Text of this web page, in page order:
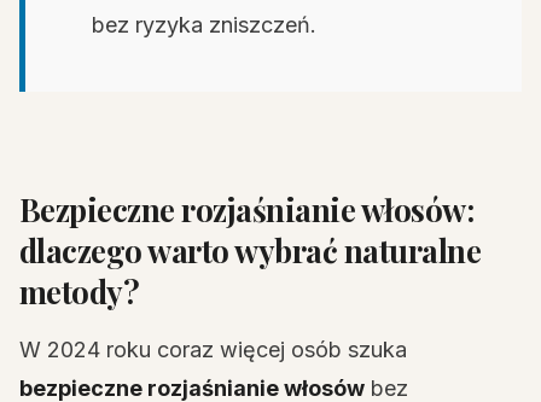
bez ryzyka zniszczeń.
Bezpieczne rozjaśnianie włosów:
dlaczego warto wybrać naturalne
metody?
W 2024 roku coraz więcej osób szuka
bezpieczne rozjaśnianie włosów bez